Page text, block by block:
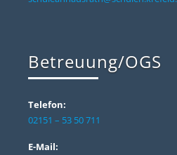
Betreuung/OGS
Telefon:
02151 – 53 50 711
E-Mail: